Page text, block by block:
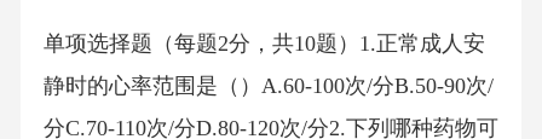
单项选择题（每题2分，共10题）1.正常成人安
静时的心率范围是（）A.60-100次/分B.50-90次/
分C.70-110次/分D.80-120次/分2.下列哪种药物可